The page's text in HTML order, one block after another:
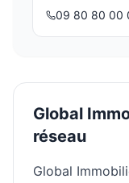
09 80 80 00
Global
réseau
Global